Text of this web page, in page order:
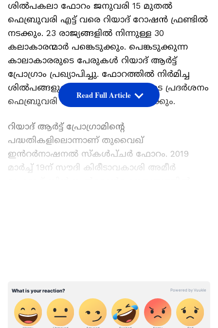
ശിൽപകലാ ഫോറം ജനുവരി 15 മുതൽ
ഫെബ്രുവരി എട്ട് വരെ റിയാദ് റോഷൻ ഫ്രണ്ടിൽ
നടക്കും. 23 രാജ്യങ്ങളിൽ നിന്നുള്ള 30
കലാകാരന്മാര്‍ പങ്കെടുക്കും. പെങ്കടുക്കുന്ന
കാലാകാരരുടെ പേരുകൾ റിയാദ് ആർട്ട്
പ്രോഗ്രാം പ്രഖ്യാപിച്ചു. ഫോറത്തിൽ നിർമിച്ച
ശിൽപങ്ങളുടെ അന്തിമ രൂപങ്ങളുടെ പ്രദർശനം
ഫെബ്രുവരി 12 മുതൽ 24 വരെ നടക്കും.
റിയാദ് ആർട്ട് പ്രോഗ്രാമിന്‍റെ
പദ്ധതികളിലൊന്നാണ് തുവൈഖ്
ഇൻറർനാഷനൽ സ്‌കൾപ്‌ചർ ഫോറം. 2019
മാർച്ച് 19ന് സൗദി കിരീടാവകാശി അമീർ
ഘടനയുടെ അനിവാര്യ ഘടകമായി
കലാപരമായ സമ്പ്രദായങ്ങളെ
പ്രോത്സാഹിപ്പിക്കുന്നതും ലക്ഷ്യമാണ്.
Read Full Article